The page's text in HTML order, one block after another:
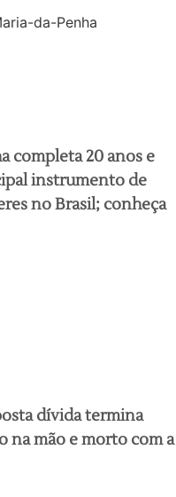
completa 20 anos e
instrumento de
no Brasil; conheça
dívida termina
na mão e morto com a